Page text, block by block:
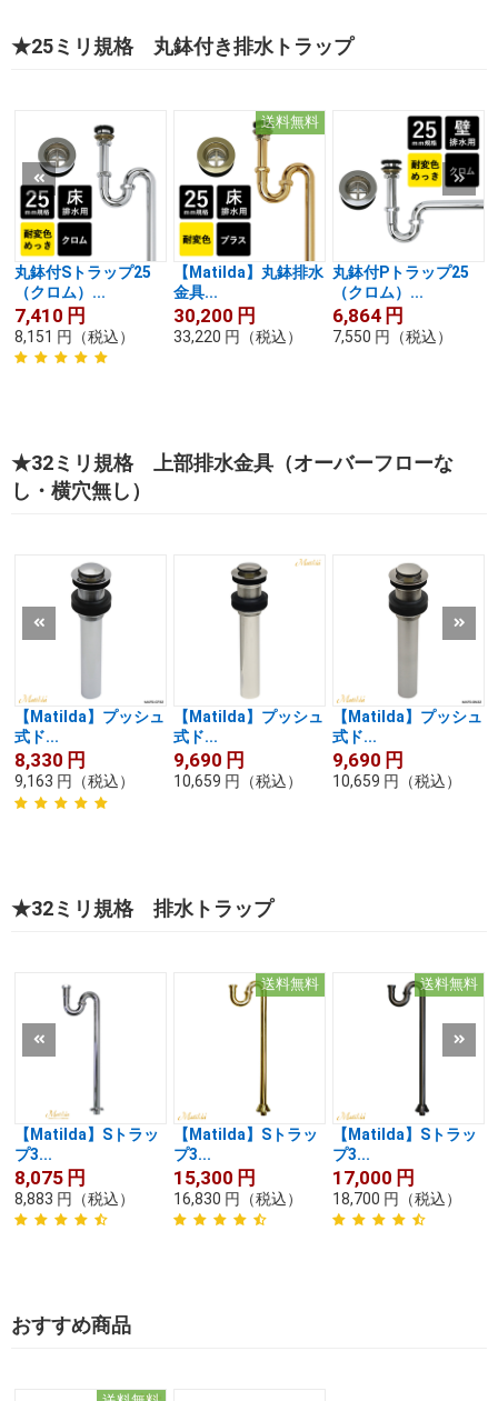
★25ミリ規格 丸鉢付き排水トラップ
丸鉢付Sトラップ25
（クロム）...
7,410 円
8,151 円 （税込）
送料無料
【Matilda】丸鉢排水
金具...
30,200 円
33,220 円 （税込）
丸鉢付Pトラップ25
（クロム）...
6,864 円
7,550 円 （税込）
★32ミリ規格 上部排水金具（オーバーフローな
し・横穴無し）
【Matilda】プッシュ
式ド...
8,330 円
9,163 円 （税込）
【Matilda】プッシュ
式ド...
9,690 円
10,659 円 （税込）
【Matilda】プッシュ
式ド...
9,690 円
10,659 円 （税込）
★32ミリ規格 排水トラップ
【Matilda】Sトラッ
プ3...
8,075 円
8,883 円 （税込）
送料無料
【Matilda】Sトラッ
プ3...
15,300 円
16,830 円 （税込）
送料無料
【Matilda】Sトラッ
プ3...
17,000 円
18,700 円 （税込）
おすすめ商品